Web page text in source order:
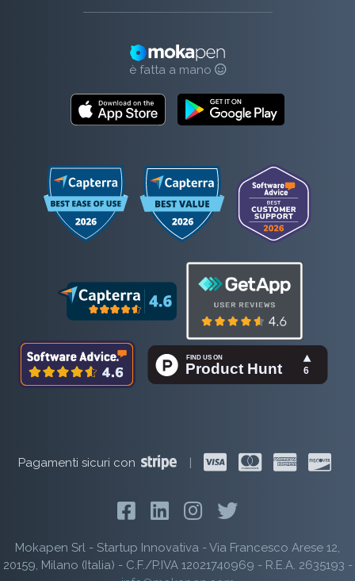
è fatta a mano
Pagamenti sicuri con
Mokapen Srl - Startup Innovativa - Via Francesco Arese 12,
20159, Milano (Italia) - C.F./P.IVA 12021740969 - R.E.A. 2635193 -